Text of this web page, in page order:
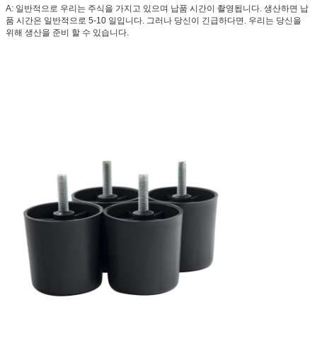
A: 일반적으로 우리는 주식을 가지고 있으며 납품 시간이 촬영됩니다. 생산하면 납
품 시간은 일반적으로 5-10 일입니다. 그러나 당신이 긴급하다면. 우리는 당신을
위해 생산을 준비 할 수 있습니다.